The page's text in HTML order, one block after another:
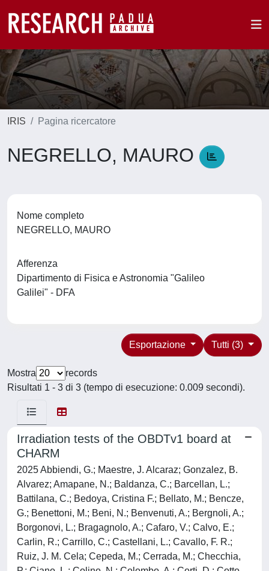
IRIS Pagina ricercatore
NEGRELLO, MAURO
Nome completo
NEGRELLO, MAURO
Afferenza
Dipartimento di Fisica e Astronomia "Galileo
Galilei" - DFA
Tutti (3)
Esportazione
Mostra
records
Risultati 1 - 3 di 3 (tempo di esecuzione: 0.009 secondi).
Irradiation tests of the OBDTv1 board at
CHARM
2025 Abbiendi, G.; Maestre, J. Alcaraz; Gonzalez, B.
Alvarez; Amapane, N.; Baldanza, C.; Barcellan, L.;
Battilana, C.; Bedoya, Cristina F.; Bellato, M.; Bencze,
G.; Benettoni, M.; Beni, N.; Benvenuti, A.; Bergnoli, A.;
Borgonovi, L.; Bragagnolo, A.; Cafaro, V.; Calvo, E.;
Carlin, R.; Carrillo, C.; Castellani, L.; Cavallo, F. R.;
Ruiz, J. M. Cela; Cepeda, M.; Cerrada, M.; Checchia,